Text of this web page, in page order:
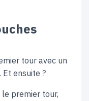
tour avec un
Et ensuite ?
le premier tour,